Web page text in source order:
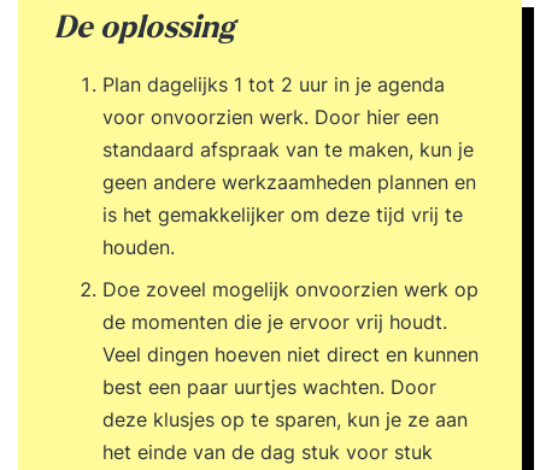
De oplossing
Plan dagelijks 1 tot 2 uur in je agenda
voor onvoorzien werk. Door hier een
standaard afspraak van te maken, kun je
geen andere werkzaamheden plannen en
is het gemakkelijker om deze tijd vrij te
houden.
Doe zoveel mogelijk onvoorzien werk op
de momenten die je ervoor vrij houdt.
Veel dingen hoeven niet direct en kunnen
best een paar uurtjes wachten. Door
deze klusjes op te sparen, kun je ze aan
het einde van de dag stuk voor stuk